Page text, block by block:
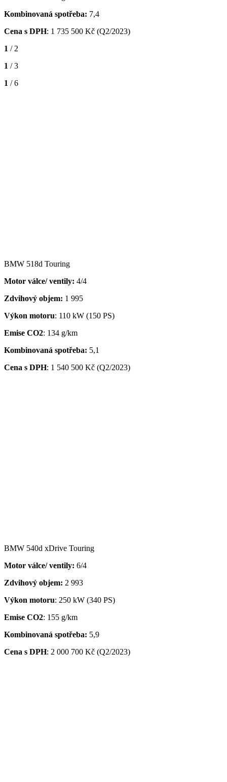
Kombinovaná spotřeba: 7,4
Cena s DPH: 1 735 500 Kč (Q2/2023)
1 / 2
1 / 3
1 / 6
BMW 518d Touring
Motor válce/ ventily: 4/4
Zdvihový objem: 1 995
Výkon motoru: 110 kW (150 PS)
Emise CO2: 134 g/km
Kombinovaná spotřeba: 5,1
Cena s DPH: 1 540 500 Kč (Q2/2023)
BMW 540d xDrive Touring
Motor válce/ ventily: 6/4
Zdvihový objem: 2 993
Výkon motoru: 250 kW (340 PS)
Emise CO2: 155 g/km
Kombinovaná spotřeba: 5,9
Cena s DPH: 2 000 700 Kč (Q2/2023)